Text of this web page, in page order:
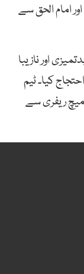
امام الحق سے
اور نازیبا
کیا۔ ٹیم
ریفری سے